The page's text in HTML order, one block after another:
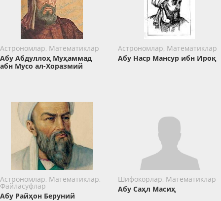
Астрономлар, Математиклар
Абу Абдуллоҳ Муҳаммад
абн Мусо ал-Хоразмий
Астрономлар, Математиклар
Абу Наср Мансур ибн Ироқ
Астрономлар, Математиклар,
Файласуфлар
Абу Райҳон Беруний
Шифокорлар, Математиклар
Абу Саҳл Масиҳ